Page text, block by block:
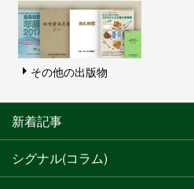
その他の出版物
新着記事
シグナル(コラム)